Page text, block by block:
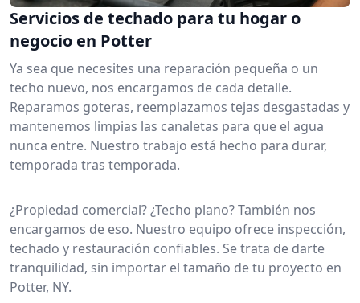
Servicios de techado para tu hogar o
negocio en Potter
Ya sea que necesites una reparación pequeña o un
techo nuevo, nos encargamos de cada detalle.
Reparamos goteras, reemplazamos tejas desgastadas y
mantenemos limpias las canaletas para que el agua
nunca entre. Nuestro trabajo está hecho para durar,
temporada tras temporada.
¿Propiedad comercial? ¿Techo plano? También nos
encargamos de eso. Nuestro equipo ofrece inspección,
techado y restauración confiables. Se trata de darte
tranquilidad, sin importar el tamaño de tu proyecto en
Potter, NY.